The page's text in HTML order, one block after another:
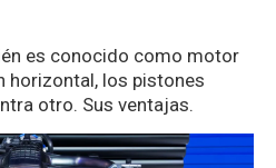
es conocido como motor
horizontal, los pistones
otro. Sus ventajas.